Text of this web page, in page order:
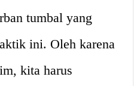
tumbal yang
ini. Oleh karena
kita harus